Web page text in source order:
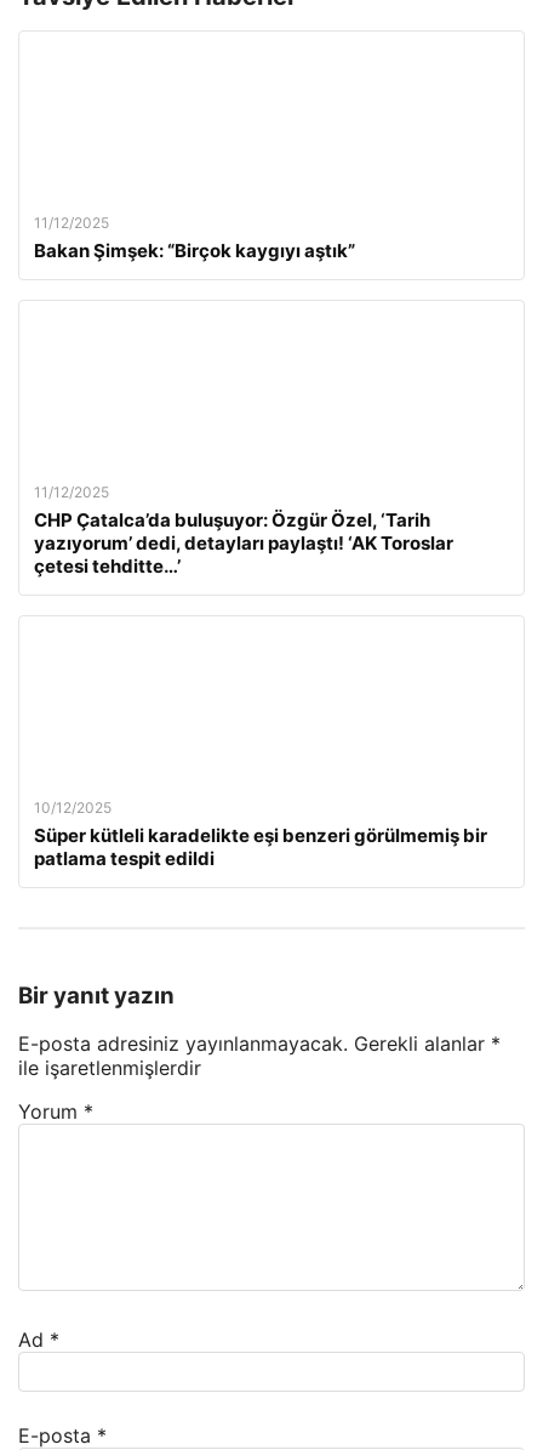
11/12/2025
Bakan Şimşek: “Birçok kaygıyı aştık”
11/12/2025
CHP Çatalca’da buluşuyor: Özgür Özel, ‘Tarih
yazıyorum’ dedi, detayları paylaştı! ‘AK Toroslar
çetesi tehditte…’
10/12/2025
Süper kütleli karadelikte eşi benzeri görülmemiş bir
patlama tespit edildi
Bir yanıt yazın
E-posta adresiniz yayınlanmayacak. Gerekli alanlar *
ile işaretlenmişlerdir
Yorum *
Ad *
E-posta *